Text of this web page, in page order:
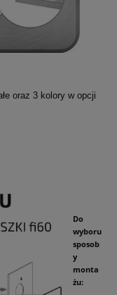
oraz 3 kolory w opcji
Do
wyboru
sposob
y
monta
żu: